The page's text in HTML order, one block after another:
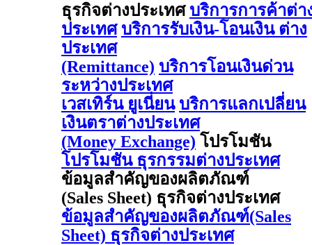
ธุรกิจต่างประเทศ บริการการค้าต่า
ประเทศ บริการรับเงิน-โอนเงิน ต่าง
ประเทศ
(Remittance) บริการโอนเงินด่วน
ระหว่างประเทศ
เวสเทิร์น ยูเนี่ยน บริการแลกเปลี่ยน
เงินตราต่างประเทศ
(Money Exchange) โปรโมชัน
โปรโมชัน ธุรกรรมต่างประเทศ
ข้อมูลสำคัญของผลิตภัณฑ์
(Sales Sheet) ธุรกิจต่างประเทศ
ข้อมูลสำคัญของผลิตภัณฑ์(Sales
Sheet) ธุรกิจต่างประเทศ